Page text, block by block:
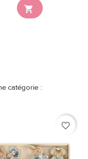

catégorie :
favorite_border